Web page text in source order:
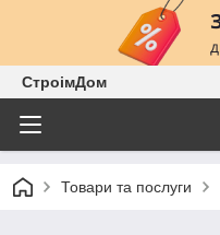
СтроімДом
Товари та послуги